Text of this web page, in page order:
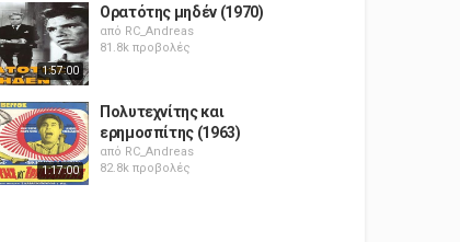
1:57:00
Ορατότης μηδέν (1970)
από RC_Andreas
81.8k προβολές
1:17:00
Πολυτεχνίτης και
ερημοσπίτης (1963)
από RC_Andreas
82.8k προβολές